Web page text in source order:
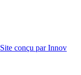
Site conçu par Innov